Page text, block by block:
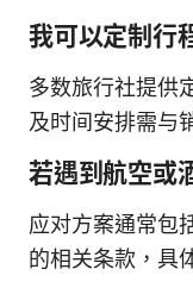
我可以定制行
多数旅行社提供
及时间安排需与
若遇到航空或
应对方案通常包
的相关条款，具